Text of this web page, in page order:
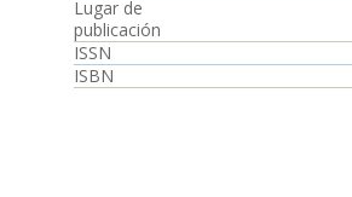
Lugar de
publicación
ISSN
ISBN